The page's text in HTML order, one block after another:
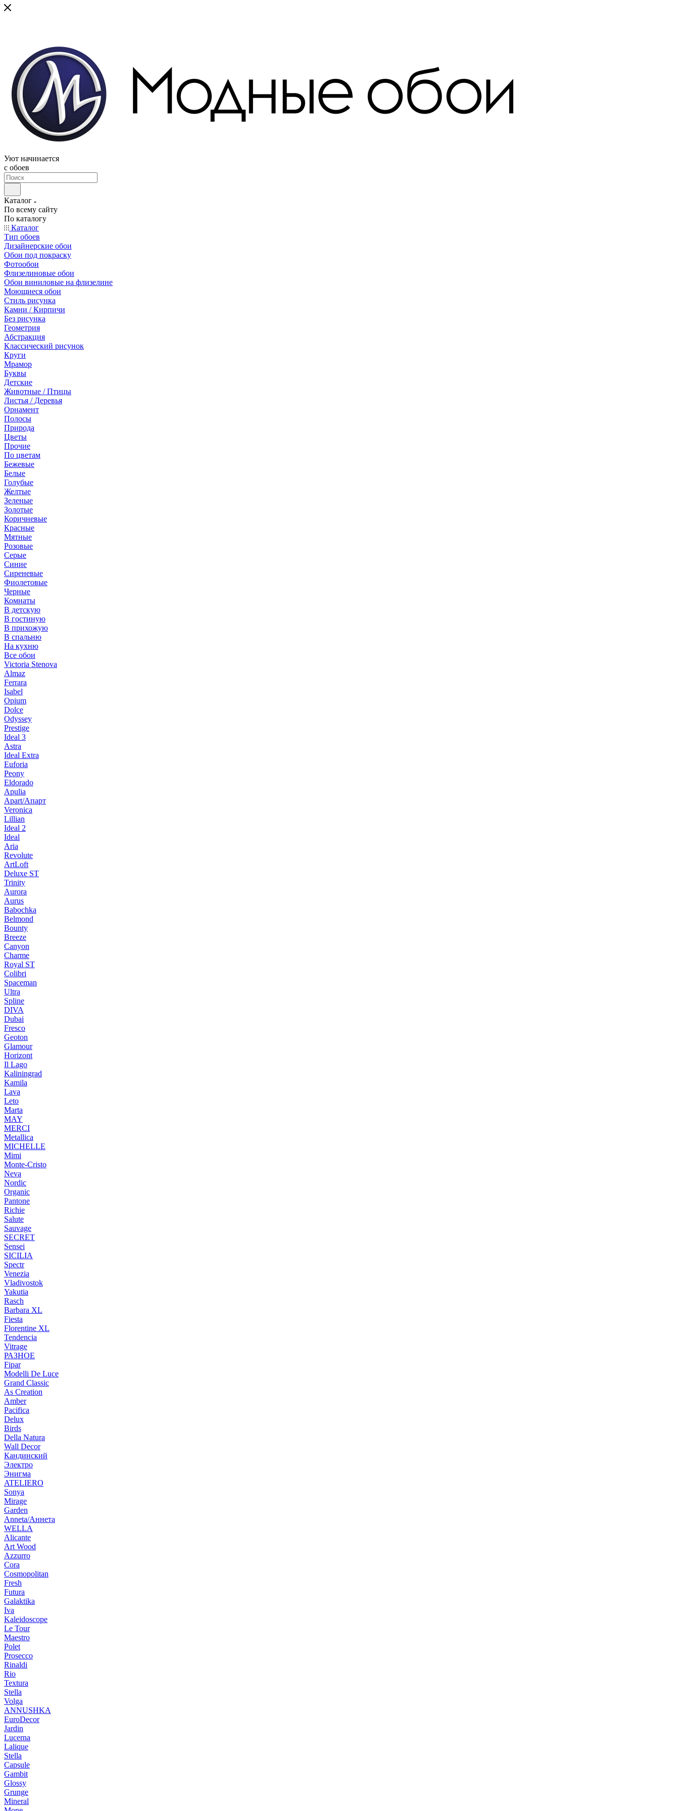
Уют начинается
c обоев
Каталог
По всему сайту
По каталогу
Каталог
Тип обоев
Дизайнерские обои
Обои под покраску
Фотообои
Флизелиновые обои
Обои виниловые на флизелине
Моющиеся обои
Стиль рисунка
Камни / Кирпичи
Без рисунка
Геометрия
Абстракция
Классический рисунок
Круги
Мрамор
Буквы
Детские
Животные / Птицы
Листья / Деревья
Орнамент
Полосы
Природа
Цветы
Прочие
По цветам
Бежевые
Белые
Голубые
Желтые
Зеленые
Золотые
Коричневые
Красные
Мятные
Розовые
Серые
Синие
Сиреневые
Фиолетовые
Черные
Комнаты
В детскую
В гостиную
В прихожую
В спальню
На кухню
Все обои
Victoria Stenova
Almaz
Ferrara
Isabel
Opium
Dolce
Odyssey
Prestige
Ideal 3
Astra
Ideal Extra
Euforia
Peony
Eldorado
Apulia
Apart/Апарт
Veronica
Lillian
Ideal 2
Ideal
Aria
Revolute
ArtLoft
Deluxe ST
Trinity
Aurora
Aurus
Babochka
Belmond
Bounty
Breeze
Canуon
Charme
Royal ST
Colibri
Spaceman
Ultra
Spline
DIVA
Dubai
Fresco
Geoton
Glamour
Horizont
Il Lago
Kaliningrad
Kamila
Lava
Leto
Marta
MAY
MERCI
Metallica
MICHELLE
Mimi
Monte-Cristo
Neva
Nordic
Organic
Pantone
Richie
Salute
Sauvage
SECRET
Sensei
SICILIA
Spectr
Venezia
Vladivostok
Yakutia
Rasch
Barbara XL
Fiesta
Florentine XL
Tendencia
Vitrage
РАЗНОЕ
Fipar
Modelli De Luce
Grand Classic
As Creation
Amber
Pacifica
Delux
Birds
Della Natura
Wall Decor
Кандинский
Электро
Энигма
ATELIERO
Sonya
Mirage
Garden
Anneta/Аннета
WELLA
Alicante
Art Wood
Azzurro
Cora
Cosmopolitan
Fresh
Futura
Galaktika
Iva
Kaleidoscope
Le Tour
Maestro
Polet
Prosecco
Rinaldi
Rio
Textura
Stella
Volga
ANNUSHKA
EuroDecor
Jardin
Lucerna
Lalique
Stella
Capsule
Gambit
Glossy
Grunge
Mineral